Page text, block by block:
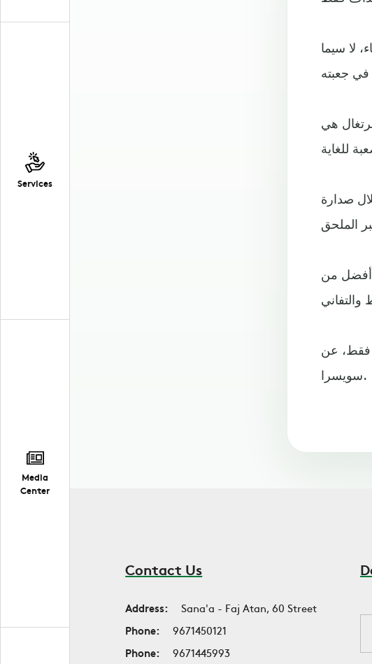
Services
Media
Center
لا سيما
هي
صدارة
أفضل من
الثانية بـ21 نقطة، وتبتعد بفارق 3 نقاط فقط، عن
سويسرا.
Contact Us
Address:
Sana'a - Faj Atan, 60 Street
Phone:
9671450121
Phone:
9671445993